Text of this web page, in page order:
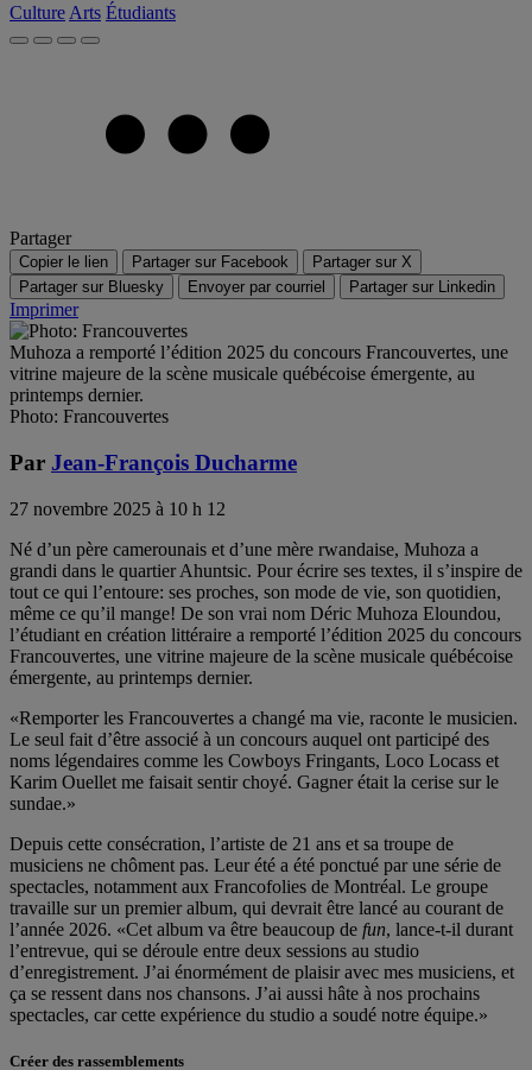
CultureArts Étudiants
Partager
Copier le lien Partager sur Facebook
Partager sur X
Partager sur Bluesky
Envoyer par courriel Partager sur Linkedin
Imprimer
Muhoza a remporté l’édition 2025 du concours Francouvertes, une
vitrine majeure de la scène musicale québécoise émergente, au
printemps dernier.
Photo: Francouvertes
Par Jean-François Ducharme
27 novembre 2025 à 10 h 12
Né d’un père camerounais et d’une mère rwandaise, Muhoza a
grandi dans le quartier Ahuntsic. Pour écrire ses textes, il s’inspire de
tout ce qui l’entoure: ses proches, son mode de vie, son quotidien,
même ce qu’il mange! De son vrai nom Déric Muhoza Eloundou,
l’étudiant en création littéraire a remporté l’édition 2025 du concours
Francouvertes, une vitrine majeure de la scène musicale québécoise
émergente, au printemps dernier.
«Remporter les Francouvertes a changé ma vie, raconte le musicien.
Le seul fait d’être associé à un concours auquel ont participé des
noms légendaires comme les Cowboys Fringants, Loco Locass et
Karim Ouellet me faisait sentir choyé. Gagner était la cerise sur le
sundae.»
Depuis cette consécration, l’artiste de 21 ans et sa troupe de
musiciens ne chôment pas. Leur été a été ponctué par une série de
spectacles, notamment aux Francofolies de Montréal. Le groupe
travaille sur un premier album, qui devrait être lancé au courant de
l’année 2026. «Cet album va être beaucoup de fun, lance-t-il durant
l’entrevue, qui se déroule entre deux sessions au studio
d’enregistrement. J’ai énormément de plaisir avec mes musiciens, et
ça se ressent dans nos chansons. J’ai aussi hâte à nos prochains
spectacles, car cette expérience du studio a soudé notre équipe.»
Créer des rassemblements